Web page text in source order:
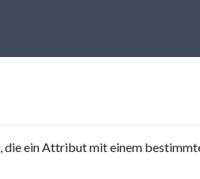
die ein Attribut mit einem